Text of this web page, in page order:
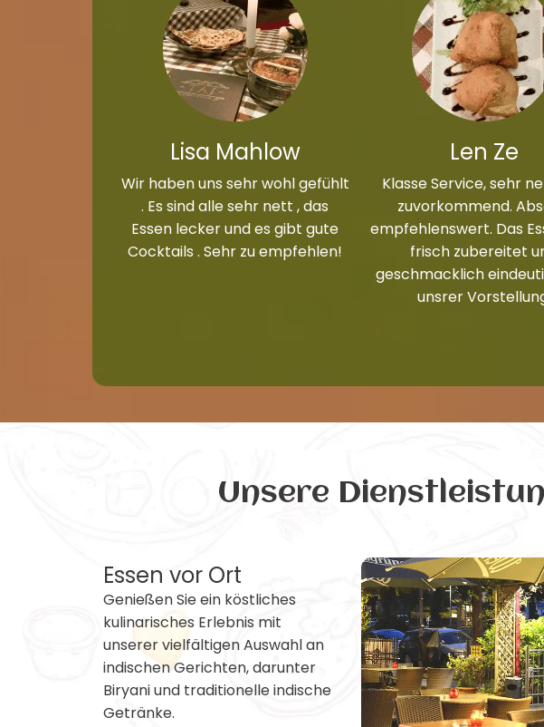
Lisa Mahlow
Wir haben uns sehr wohl gefühlt
. Es sind alle sehr nett , das
Essen lecker und es gibt gute
Cocktails . Sehr zu empfehlen!
Len Ze
Klasse Service, sehr
zuvorkommend.
empfehlenswert. Das
frisch zubereitet
geschmacklich
unsrer
Unsere
Essen vor Ort
Genießen Sie ein köstliches
kulinarisches Erlebnis mit
unserer vielfältigen Auswahl an
indischen Gerichten, darunter
Biryani und traditionelle indische
Getränke.